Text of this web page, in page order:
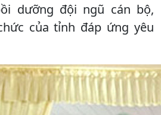
dưỡng đội ngũ cán bộ,
của tỉnh đáp ứng yêu